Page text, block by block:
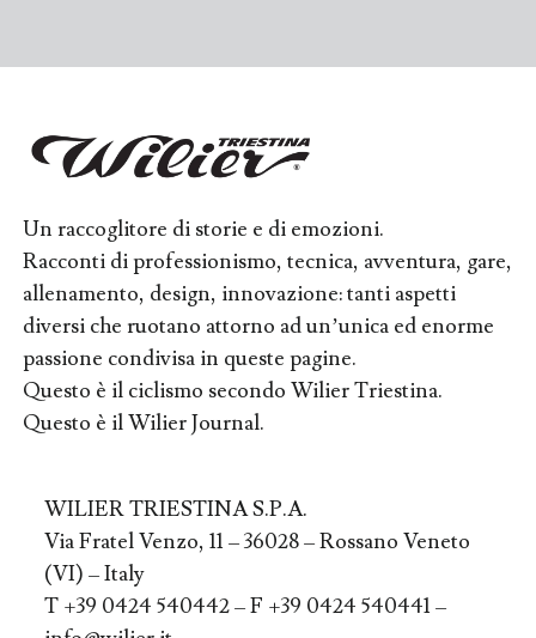
Un raccoglitore di storie e di emozioni.
Racconti di professionismo, tecnica, avventura, gare,
allenamento, design, innovazione: tanti aspetti
diversi che ruotano attorno ad un’unica ed enorme
passione condivisa in queste pagine.
Questo è il ciclismo secondo Wilier Triestina.
Questo è il Wilier Journal.
WILIER TRIESTINA S.P.A.
Via Fratel Venzo, 11 – 36028 – Rossano Veneto
(VI) – Italy
T +39 0424 540442 – F +39 0424 540441 –